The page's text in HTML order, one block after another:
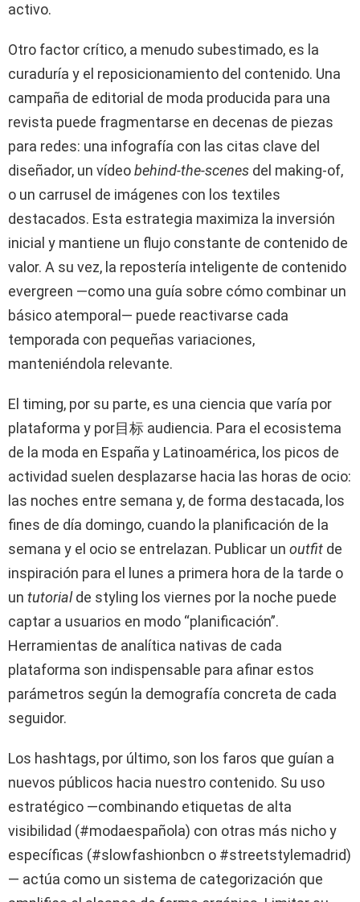
activo.
Otro factor crítico, a menudo subestimado, es la
curaduría y el reposicionamiento del contenido. Una
campaña de editorial de moda producida para una
revista puede fragmentarse en decenas de piezas
para redes: una infografía con las citas clave del
diseñador, un vídeobehind-the-scenes del making-of,
o un carrusel de imágenes con los textiles
destacados. Esta estrategia maximiza la inversión
inicial y mantiene un flujo constante de contenido de
valor. A su vez, la repostería inteligente de contenido
evergreen —como una guía sobre cómo combinar un
básico atemporal— puede reactivarse cada
temporada con pequeñas variaciones,
manteniéndola relevante.
El timing, por su parte, es una ciencia que varía por
plataforma y por目标 audiencia. Para el ecosistema
de la moda en España y Latinoamérica, los picos de
actividad suelen desplazarse hacia las horas de ocio:
las noches entre semana y, de forma destacada, los
fines de día domingo, cuando la planificación de la
semana y el ocio se entrelazan. Publicar un outfit de
inspiración para el lunes a primera hora de la tarde o
un tutorialde styling los viernes por la noche puede
captar a usuarios en modo “planificación”.
Herramientas de analítica nativas de cada
plataforma son indispensable para afinar estos
parámetros según la demografía concreta de cada
seguidor.
Los hashtags, por último, son los faros que guían a
nuevos públicos hacia nuestro contenido. Su uso
estratégico —combinando etiquetas de alta
visibilidad (#modaespañola) con otras más nicho y
específicas (#slowfashionbcn o #streetstylemadrid)
— actúa como un sistema de categorización que